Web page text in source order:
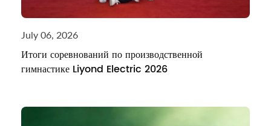
July 06, 2026
Итоги соревнований по производственной
гимнастике Liyond Electric 2026